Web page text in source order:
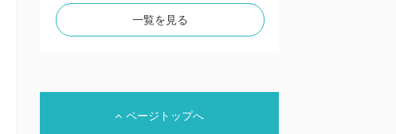
一覧を見る
ページトップへ